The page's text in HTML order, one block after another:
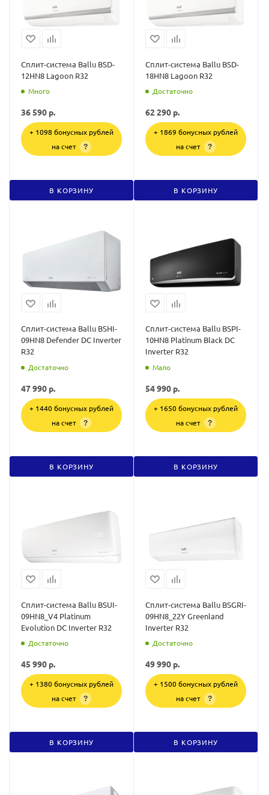
Сплит-система Ballu BSD-
12HN8 Lagoon R32
Много
36 590 р.
+ 1098 бонусных рублей
на счет
?
В КОРЗИНУ
Сплит-система Ballu BSD-
18HN8 Lagoon R32
Достаточно
62 290 р.
+ 1869 бонусных рублей
на счет
?
В КОРЗИНУ
Сплит-система Ballu BSHI-
09HN8 Defender DC Inverter
R32
Достаточно
47 990 р.
+ 1440 бонусных рублей
на счет
?
В КОРЗИНУ
Сплит-система Ballu BSPI-
10HN8 Platinum Black DC
Inverter R32
Мало
54 990 р.
+ 1650 бонусных рублей
на счет
?
В КОРЗИНУ
Сплит-система Ballu BSUI-
09HN8_V4 Platinum
Evolution DC Inverter R32
Достаточно
45 990 р.
+ 1380 бонусных рублей
на счет
?
В КОРЗИНУ
Сплит-система Ballu BSGRI-
09HN8_22Y Greenland
Inverter R32
Достаточно
49 990 р.
+ 1500 бонусных рублей
на счет
?
В КОРЗИНУ